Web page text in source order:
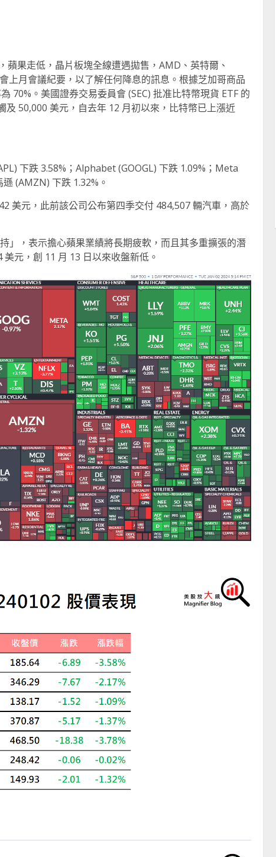
果走低，晶片板塊全線遭遇拋售，AMD、英特爾、
上月會議紀要，以了解任何降息的訊息。根據芝加哥商品
70%。美國證券交易委員會 (SEC) 批准比特幣現貨 ETF 的
50,000 美元，自去年 12 月初以來，比特幣已上漲近
下跌 3.58%；Alphabet (GOOGL) 下跌 1.09%；Meta
(AMZN) 下跌 1.32%。
美元，此前該公司公布第四季交付 484,507 輛汽車，高於
」，表示擔心蘋果業績將長期疲軟，而且其多重擴張的潛
元，創 11 月 13 日以來收盤新低。